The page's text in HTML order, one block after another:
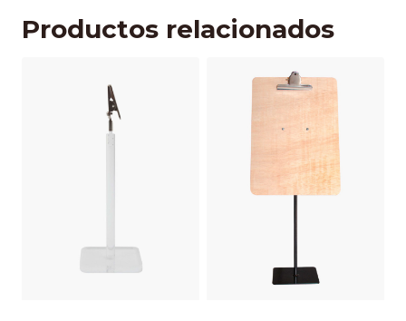
Productos relacionados